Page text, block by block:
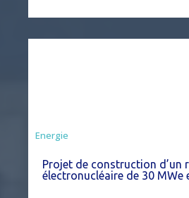
Energie
Projet de construction d’un
électronucléaire de 30 MWe